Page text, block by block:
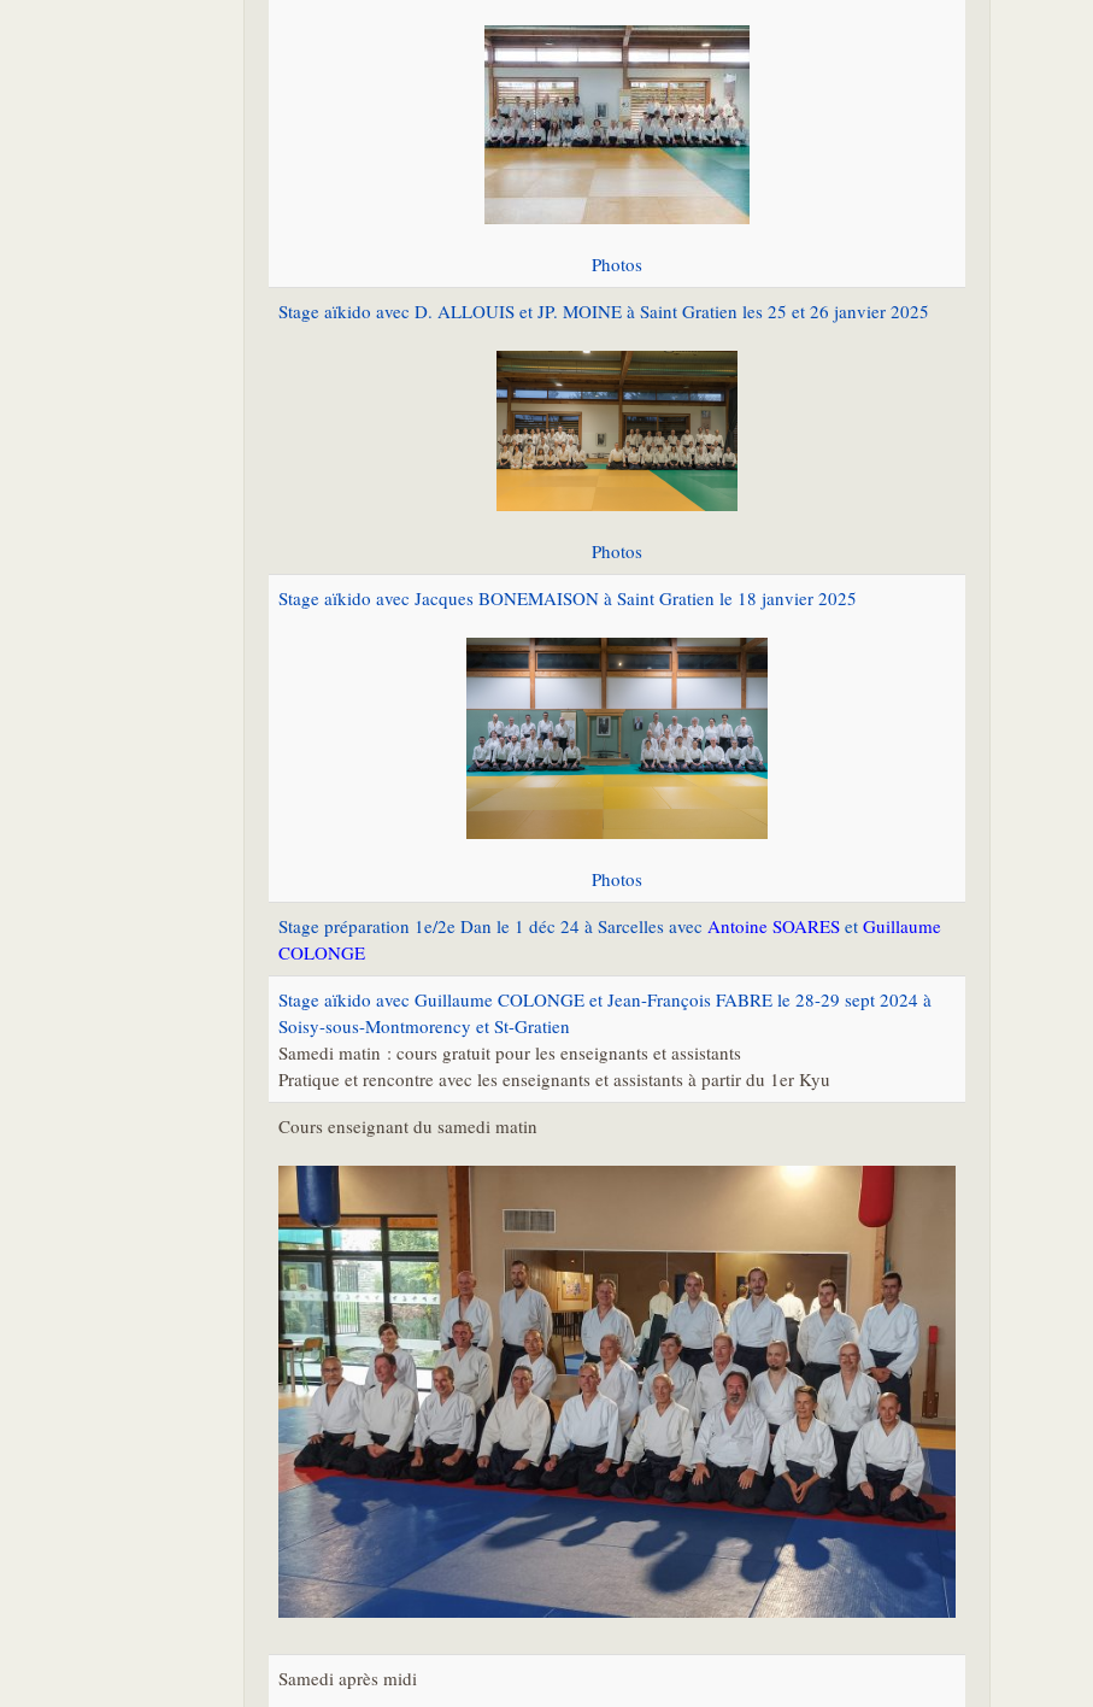
Photos
Stage aïkido avec D. ALLOUIS et JP. MOINE à Saint Gratien les 25 et 26 janvier 2025
Photos
Stage aïkido avec Jacques BONEMAISON à Saint Gratien le 18 janvier 2025
Photos
Stage préparation 1e/2e Dan le 1 déc 24 à Sarcelles avec Antoine SOARES et Guillaume
COLONGE
Stage aïkido avec Guillaume COLONGE et Jean-François FABRE le 28-29 sept 2024 à
Soisy-sous-Montmorency et St-Gratien
Samedi matin : cours gratuit pour les enseignants et assistants
Pratique et rencontre avec les enseignants et assistants à partir du 1er Kyu
Cours enseignant du samedi matin
Samedi après midi